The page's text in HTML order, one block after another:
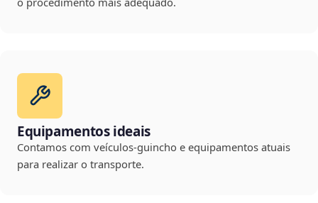
Equipamentos ideais
Contamos com veículos-guincho e equipamentos atuais
para realizar o transporte.